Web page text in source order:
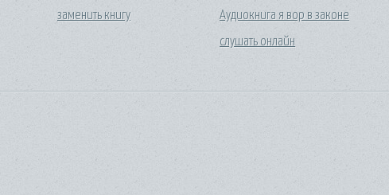
заменить книгу
Аудиокнига я вор в законе
слушать онлайн